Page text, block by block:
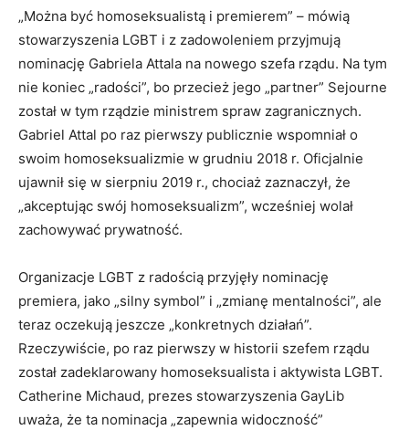
„Można być homoseksualistą i premierem” – mówią
stowarzyszenia LGBT i z zadowoleniem przyjmują
nominację Gabriela Attala na nowego szefa rządu. Na tym
nie koniec „radości”, bo przecież jego „partner” Sejourne
został w tym rządzie ministrem spraw zagranicznych.
Gabriel Attal po raz pierwszy publicznie wspomniał o
swoim homoseksualizmie w grudniu 2018 r. Oficjalnie
ujawnił się w sierpniu 2019 r., chociaż zaznaczył, że
„akceptując swój homoseksualizm”, wcześniej wolał
zachowywać prywatność.
Organizacje LGBT z radością przyjęły nominację
premiera, jako „silny symbol” i „zmianę mentalności”, ale
teraz oczekują jeszcze „konkretnych działań”.
Rzeczywiście, po raz pierwszy w historii szefem rządu
został zadeklarowany homoseksualista i aktywista LGBT.
Catherine Michaud, prezes stowarzyszenia GayLib
uważa, że ta nominacja „zapewnia widoczność”